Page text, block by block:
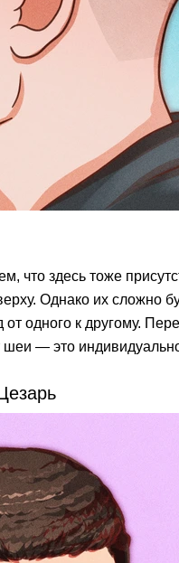
что здесь тоже
Однако их сложно
одного к другому.
шеи — это